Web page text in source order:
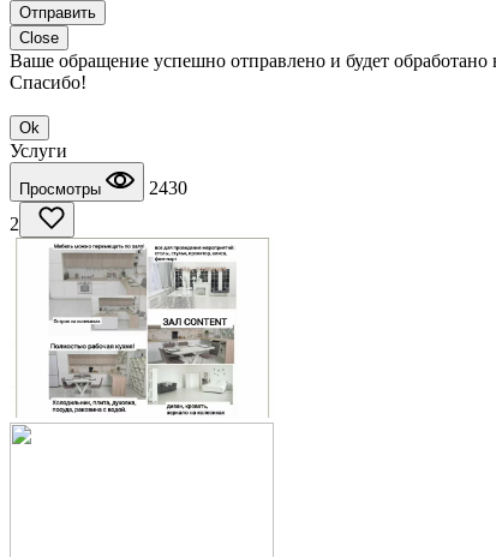
Отправить
Close
Ваше обращение успешно отправлено и будет
Спасибо!
Ok
Услуги
Просмотры
2430
2